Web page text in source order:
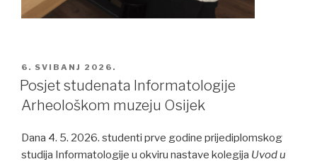
POSTED
ON
6. SVIBANJ 2026.
Posjet studenata Informatologije
Arheološkom muzeju Osijek
Dana 4. 5. 2026. studenti prve godine prijediplomskog
studija Informatologije u okviru nastave kolegija Uvod u